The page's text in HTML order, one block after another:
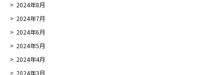
2024年8月
2024年7月
2024年6月
2024年5月
2024年4月
2024年3月